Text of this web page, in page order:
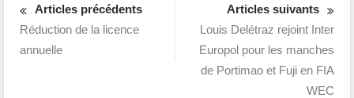
Articles précédents
Réduction de la licence
annuelle
Articles suivants
Louis Delétraz rejoint Inter
Europol pour les manches
de Portimao et Fuji en FIA
WEC